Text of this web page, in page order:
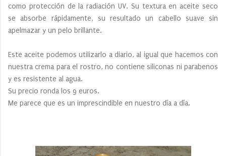
como protección de la radiación UV. Su textura en aceite seco
se absorbe rápidamente, su resultado un cabello suave sin
apelmazar y un pelo brillante.
Este aceite podemos utilizarlo a diario, al igual que hacemos con
nuestra crema para el rostro, no contiene siliconas ni parabenos
y es resistente al agua.
Su precio ronda los 9 euros.
Me parece que es un imprescindible en nuestro día a día.